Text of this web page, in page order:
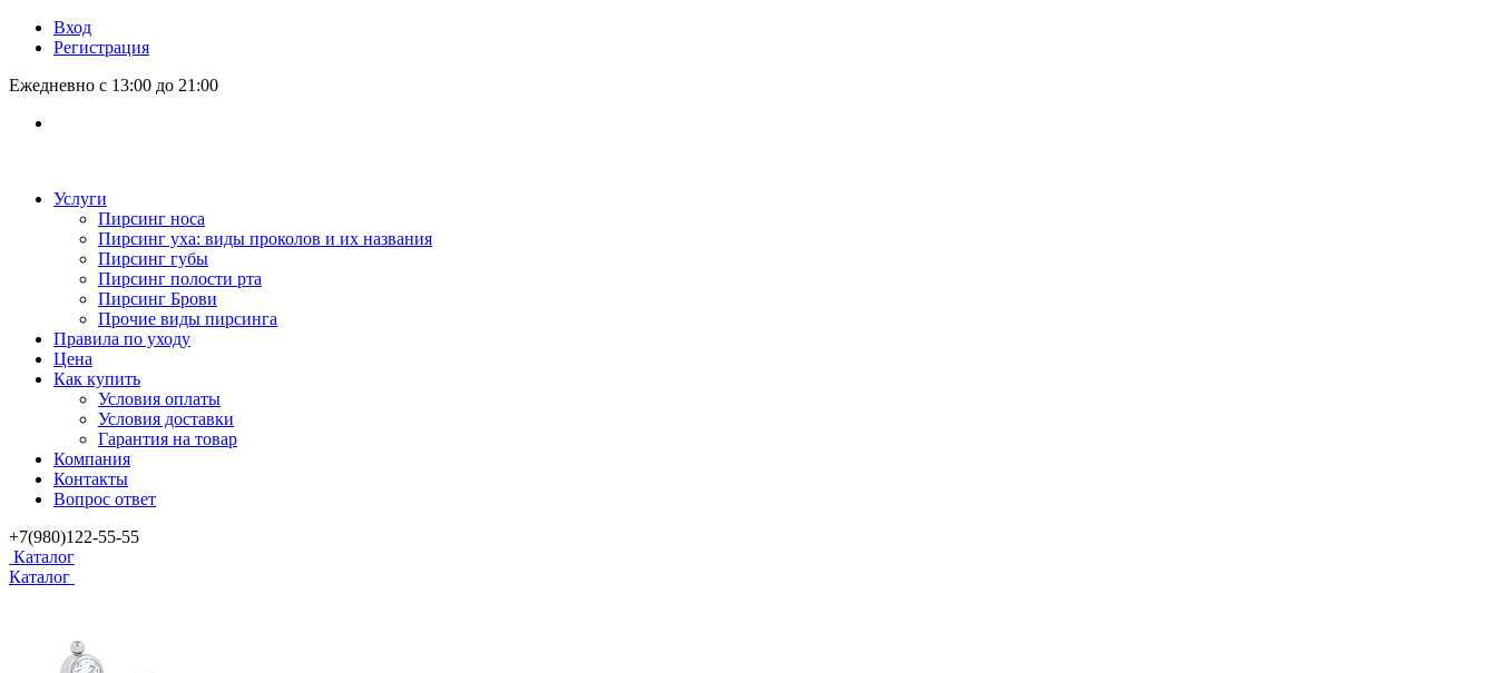
Вход
Регистрация
Ежедневно с 13:00 до 21:00
Услуги
Пирсинг носа
Пирсинг уха: виды проколов и их названия
Пирсинг губы
Пирсинг полости рта
Пирсинг Брови
Прочие виды пирсинга
Правила по уходу
Цена
Как купить
Условия оплаты
Условия доставки
Гарантия на товар
Компания
Контакты
Вопрос ответ
+7(980)122-55-55
Каталог
Каталог